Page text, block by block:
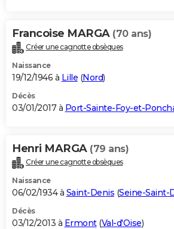
Francoise MARGA (70 ans)
Créer une cagnotte obsèques
Naissance
19/12/1946 à Lille (Nord)
Décès
03/01/2017 à Port-Sainte-Foy-et-
Henri MARGA (79 ans)
Créer une cagnotte obsèques
Naissance
06/02/1934 à Saint-Denis (Seine-Saint-
Décès
03/12/2013 à Ermont(Val-d'Oise)